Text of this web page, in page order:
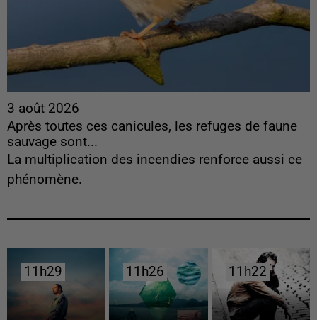
3 août 2026
Après toutes ces canicules, les refuges de faune
sauvage sont...
La multiplication des incendies renforce aussi ce
phénomène.
11h29
11h29 11h26
11h26 11h22
11h22